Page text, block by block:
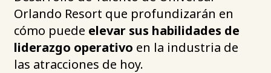
Orlando Resort que profundizarán en
cómo puede elevar sus habilidades de
liderazgo operativo en la industria de
las atracciones de hoy.